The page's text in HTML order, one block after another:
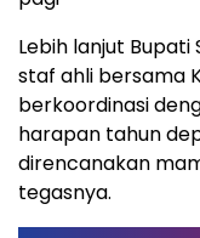
Lebih lanjut
staf ahli bersama
berkoordinasi
harapan tahun
direncanakan
tegasnya.